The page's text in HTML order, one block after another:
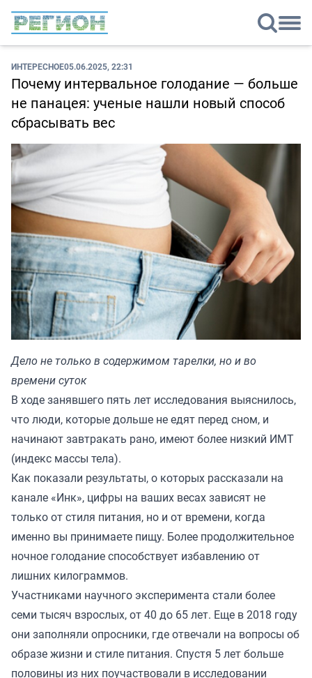
ИНТЕРЕСНОЕ05.06.2025, 22:31
Почему интервальное голодание — больше
не панацея: ученые нашли новый способ
сбрасывать вес
Дело не только в содержимом тарелки, но и во
времени суток
В ходе занявшего пять лет исследования выяснилось,
что люди, которые дольше не едят перед сном, и
начинают завтракать рано, имеют более низкий ИМТ
(индекс массы тела).
Как показали результаты, о которых рассказали на
канале «Инк», цифры на ваших весах зависят не
только от стиля питания, но и от времени, когда
именно вы принимаете пищу. Более продолжительное
ночное голодание способствует избавлению от
лишних килограммов.
Участниками научного эксперимента стали более
семи тысяч взрослых, от 40 до 65 лет. Еще в 2018 году
они заполняли опросники, где отвечали на вопросы об
образе жизни и стиле питания. Спустя 5 лет больше
половины из них поучаствовали в исследовании